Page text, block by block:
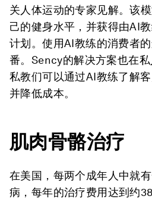
关人体运动的专家见解。该
己的健身水平，并获得由AI
计划。使用AI教练的消费者
番。Sency的解决方案也在私
私教们可以通过AI教练了解
并降低成本。
肌肉骨骼治疗
在美国，每两个成年人中就
病，每年的治疗费用达到约